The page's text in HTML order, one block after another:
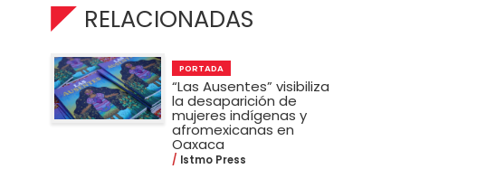
RELACIONADAS
PORTADA
“Las Ausentes” visibiliza
la desaparición de
mujeres indígenas y
afromexicanas en
Oaxaca
Istmo Press